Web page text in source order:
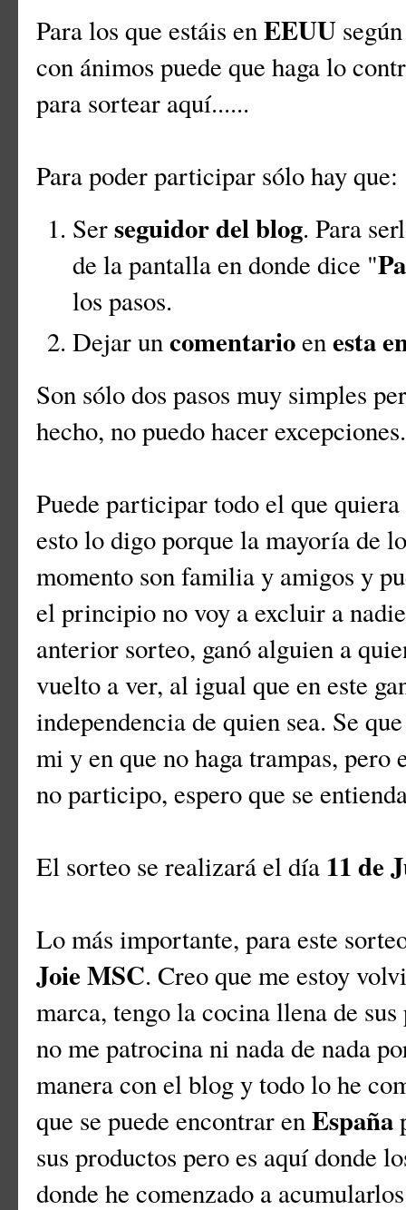
Para los que estáis enEEUU
con ánimos puede que haga lo
para sortear aquí......
Para poder participar sólo hay que:
Serseguidor del blog. Para
de la pantalla en donde dice "
los pasos.
Dejar un comentarioen esta
Son sólo dos pasos muy simples
hecho, no puedo hacer
Puede participar todo el que
esto lo digo porque la mayoría de
momento son familia y amigos y
el principio no voy a excluir a
anterior sorteo, ganó alguien a
vuelto a ver, al igual que en este
independencia de quien sea. Se
mi y en que no haga trampas, pero
no participo, espero que se
El sorteo se realizará el día 11 de
Lo más importante, para este
Joie MSC. Creo que me estoy
marca, tengo la cocina llena de
no me patrocina ni nada de nada
manera con el blog y todo lo he
que se puede encontrar en España
sus productos pero es aquí donde
donde he comenzado a